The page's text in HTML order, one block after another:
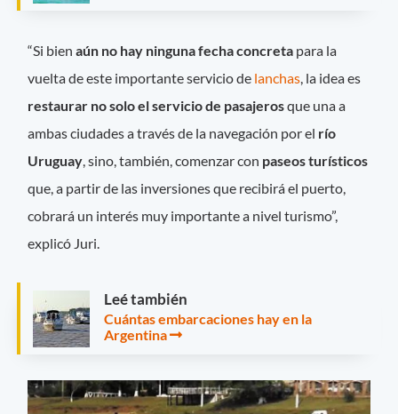
“Si bienaún no hay ninguna fecha concreta para la
vuelta de este importante servicio de lanchas, la idea es
restaurar no solo el servicio de pasajerosque una a
ambas ciudades a través de la navegación por el río
Uruguay, sino, también, comenzar con paseos turísticos
que, a partir de las inversiones que recibirá el puerto,
cobrará un interés muy importante a nivel turismo”,
explicó Juri.
Leé también
Cuántas embarcaciones hay en la
Argentina